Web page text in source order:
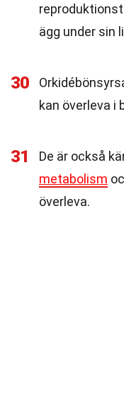
ägg under sin
30
kan överleva i
31
De är också
metabolism
överleva.